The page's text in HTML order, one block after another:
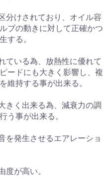
分けされており、オイル容
ブの動きに対して正確かつ
する。
ている為、放熱性に優れて
ードにも大きく影響し、複
維持する事が出来る。
きく出来る為、減衰力の調
う事が出来る。
を発生させるエアレーショ
度が高い。